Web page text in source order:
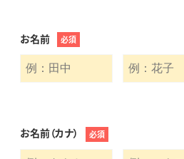
お名前 必須
お名前（カナ） 必須